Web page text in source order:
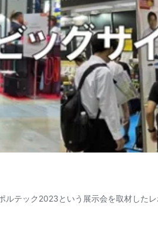
テック2023という展示会を取材した